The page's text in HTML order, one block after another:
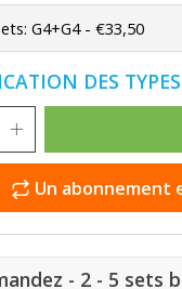
DES
Un abonnement
- 2 - 5 sets